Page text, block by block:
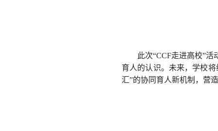
此次“CCF走进高校”活
育人的认识。未来，学校
汇”的协同育人新机制，营